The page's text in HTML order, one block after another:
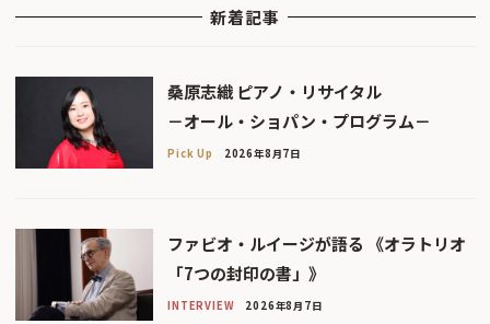
新着記事
桑原志織 ピアノ・リサイタル
－オール・ショパン・プログラム－
Pick Up 2026年8月7日
ファビオ・ルイージが語る 《オラトリオ
「7つの封印の書」》
INTERVIEW 2026年8月7日